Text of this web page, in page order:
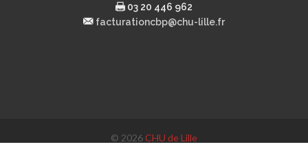
03 20 446 962
facturationcbp@chu-lille.fr
© 2026CHU de Lille